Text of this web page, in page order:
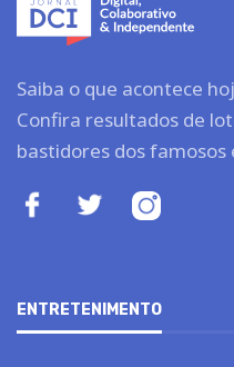
Saiba o que acontece
Confira resultados de
bastidores dos famosos
ENTRETENIMENTO